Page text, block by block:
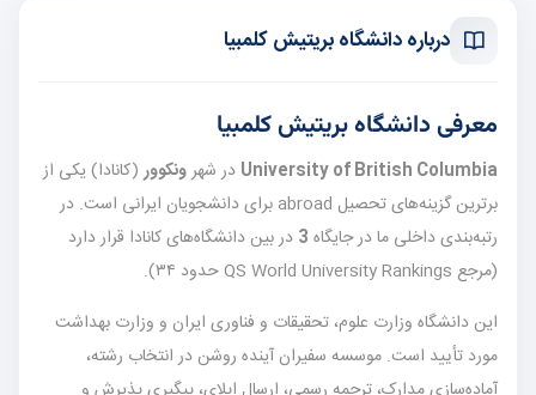
درباره دانشگاه بریتیش کلمبیا
معرفی دانشگاه بریتیش کلمبیا
University of British Columbia در شهرونکوور (کانادا) یکی از
برترین گزینه‌های تحصیل abroad برای دانشجویان ایرانی است. در
رتبه‌بندی داخلی ما در جایگاه 3 در بین دانشگاه‌های کانادا قرار دارد
(مرجع QS World University Rankings حدود ۳۴).
این دانشگاه وزارت علوم، تحقیقات و فناوری ایران و وزارت بهداشت
مورد تأیید است. موسسه سفیران آینده روشن در انتخاب رشته،